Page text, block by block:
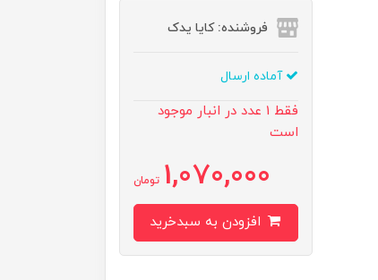
فروشنده: کایا یدک
آماده ارسال
فقط 1 عدد در انبار موجود
است
1,070,000 تومان